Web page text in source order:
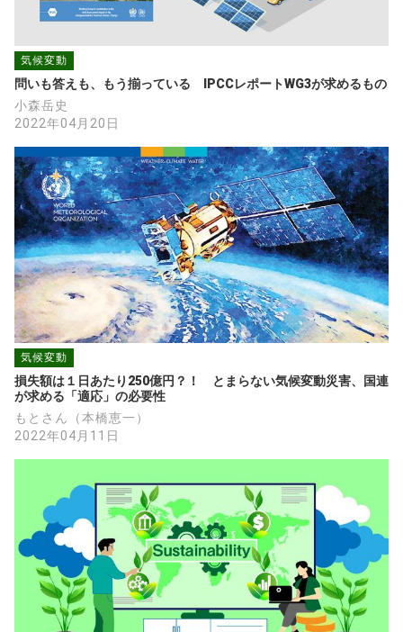
気候変動
問いも答えも、もう揃っている　IPCCレポートWG3が求めるもの
小森岳史
2022年04月20日
気候変動
損失額は１日あたり250億円？！　とまらない気候変動災害、国連
が求める「適応」の必要性
もとさん（本橋恵一）
2022年04月11日